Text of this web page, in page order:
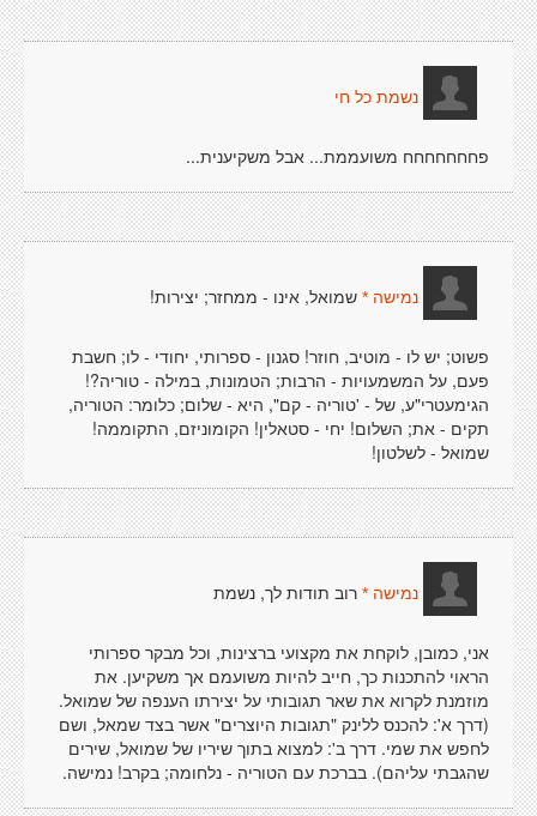
נשמת כל חי
פחחחחחחח משועממת... אבל משקיענית...
נמישה * שמואל, אינו - ממחזר; יצירות!
פשוט; יש לו - מוטיב, חוזר! סגנון - ספרותי, יחודי - לו; חשבת
פעם, על המשמעויות - הרבות; הטמונות, במילה - טוריה?!
הגימעטרי"ע, של - 'טוריה - קם", היא - שלום; כלומר: הטוריה,
תקים - את; השלום! יחי - סטאלין! הקומוניזם, התקוממה!
שמואל - לשלטון!
נמישה * רוב תודות לך, נשמת
אני, כמובן, לוקחת את מקצועי ברצינות, וכל מבקר ספרותי
הראוי להתכנות כך, חייב להיות משועמם אך משקיען. את
מוזמנת לקרוא את שאר תגובותי על יצירתו הענפה של שמואל.
(דרך א': להכנס ללינק "תגובות היוצרים" אשר בצד שמאל, ושם
לחפש את שמי. דרך ב': למצוא בתוך שיריו של שמואל, שירים
שהגבתי עליהם). בברכת עם הטוריה - נלחומה; בקרב! נמישה.